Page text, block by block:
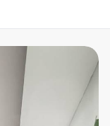
Miramar,